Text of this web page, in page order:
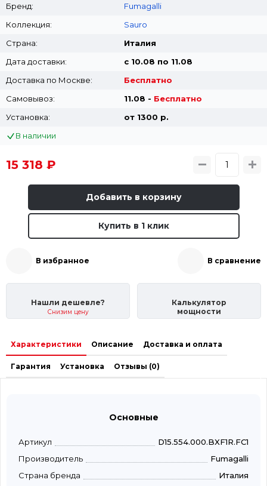
Бренд:
Fumagalli
Коллекция:
Sauro
Страна:
Италия
Дата доставки:
с 10.08 по 11.08
Доставка по Москве:
Бесплатно
Самовывоз:
11.08 - Бесплатно
Установка:
от 1300 p.
В наличии
15 318 ₽
Добавить в корзину
Купить в 1 клик
В избранное В сравнение
Нашли дешевле?
Снизим цену
Калькулятор
мощности
Характеристики Описание Доставка и оплата
Гарантия Установка Отзывы (0)
Основные
Артикул
D15.554.000.BXF1R.FC1
Производитель
Fumagalli
Страна бренда
Италия